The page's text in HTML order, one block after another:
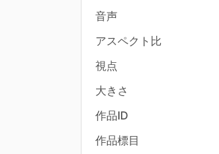
音声
アスペクト比
視点
大きさ
作品ID
作品標目